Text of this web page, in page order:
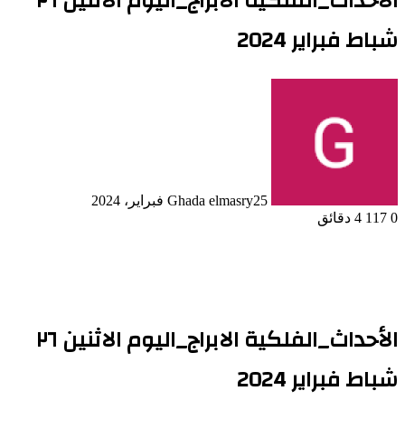
شباط فبراير 2024
Ghada elmasry25 فبراير، 2024
0
4 دقائق
الأحداث_الفلكية الابراج_اليوم الاثنين ٢٦
شباط فبراير 2024